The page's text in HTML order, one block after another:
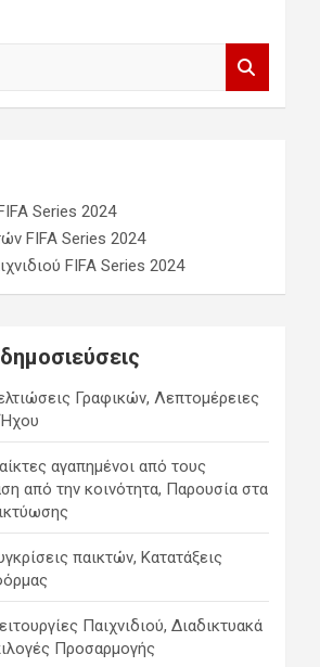
Series 2024
FIFA Series 2024
FIFA Series 2024
Γραφικών, Λεπτομέρειες
αγαπημένοι από τους
από την κοινότητα, Παρουσία στα
παικτών, Κατατάξεις
Παιχνιδιού, Διαδικτυακά
Προσαρμογής